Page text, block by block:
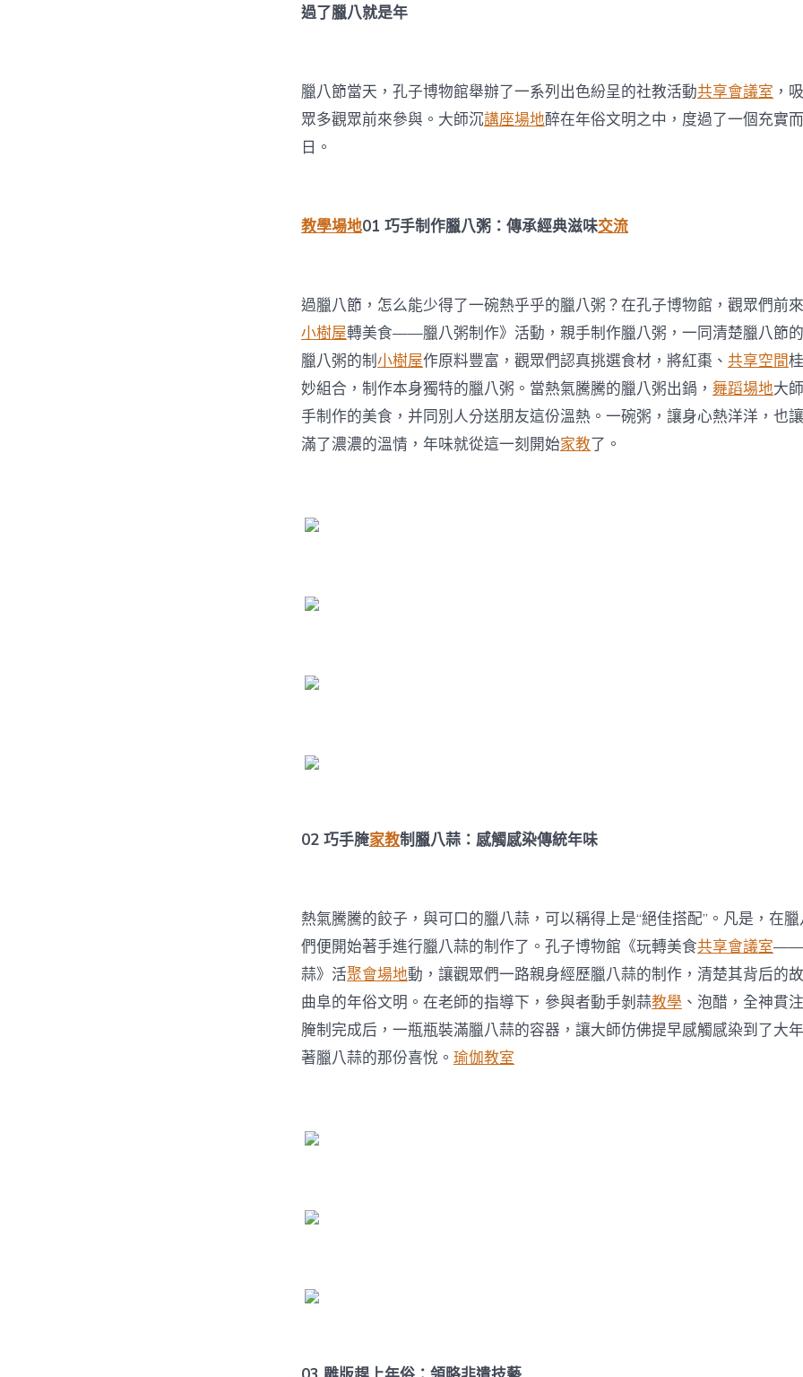
八
節
活
現！〉
中
過了臘八就是年
臘八節當天，孔子博物館舉辦了一系列出色紛呈的社教活動共享會議室 ，
眾多觀眾前來參與。大師沉講座場地醉在年俗文明之中，度過了一個充實
日。
教學場地01 巧手制作臘八粥：傳承經典滋味交流
過臘八節，怎么能少得了一碗熱乎乎的臘八粥？在孔子博物館，觀眾們前
小樹屋轉美食——臘八粥制作》活動，親手制作臘八粥，一同清楚臘八節的
臘八粥的制小樹屋作原料豐富，觀眾們認真挑選食材，將紅棗、 共享空間
妙組合，制作本身獨特的臘八粥。當熱氣騰騰的臘八粥出鍋， 舞蹈場地大
手制作的美食，并同別人分送朋友這份溫熱。一碗粥，讓身心熱洋洋，也
滿了濃濃的溫情，年味就從這一刻開始家教了。
02 巧手腌家教制臘八蒜：感觸感染傳統年味
熱氣騰騰的餃子，與可口的臘八蒜，可以稱得上是“絕佳搭配”。凡是，在
們便開始著手進行臘八蒜的制作了。孔子博物館《玩轉美食共享會議室——
蒜》活聚會場地動，讓觀眾們一路親身經歷臘八蒜的制作，清楚其背后的
曲阜的年俗文明。在老師的指導下，參與者動手剝蒜教學 、泡醋，全神貫
腌制完成后，一瓶瓶裝滿臘八蒜的容器，讓大師仿佛提早感觸感染到了大
著臘八蒜的那份喜悅。 瑜伽教室